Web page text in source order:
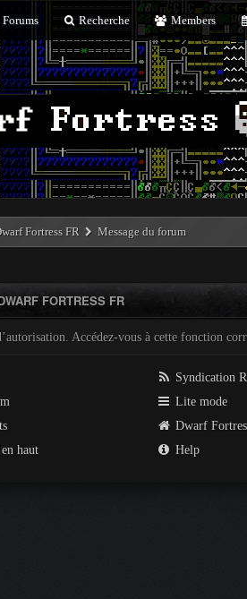
Forums Recherche Members
Fortress FR Message du forum
FORTRESS FR
Accédez-vous à cette fonction
haut
Syndication
Lite mode
Dwarf
Help